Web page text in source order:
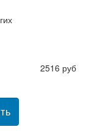
2516 руб